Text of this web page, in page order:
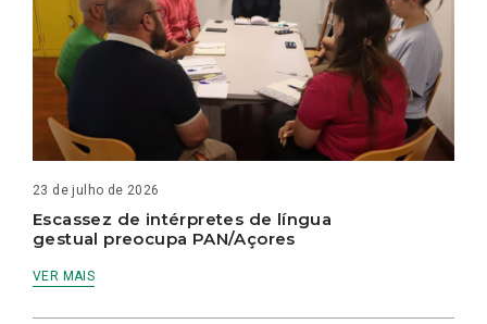
23 de julho de 2026
Escassez de intérpretes de língua
gestual preocupa PAN/Açores
VER MAIS